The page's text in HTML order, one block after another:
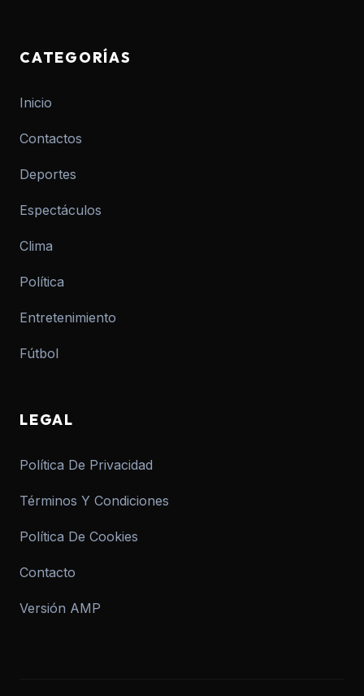
CATEGORÍAS
Inicio
Contactos
Deportes
Espectáculos
Clima
Política
Entretenimiento
Fútbol
LEGAL
Política De Privacidad
Términos Y Condiciones
Política De Cookies
Contacto
Versión AMP